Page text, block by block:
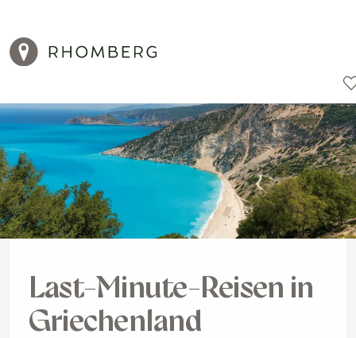
Reiseziele Reisearten Aktionen
Last-Minute-Reisen in
Griechenland